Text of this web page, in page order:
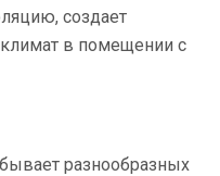
создает
в помещении с
разнообразных